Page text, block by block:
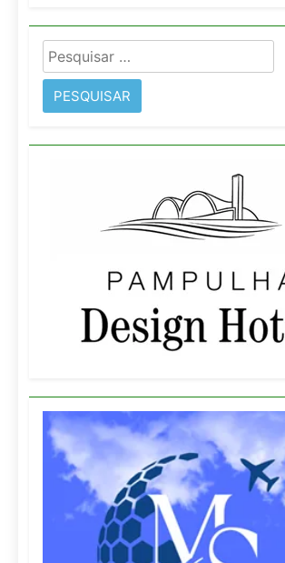
Pesquisar
por: